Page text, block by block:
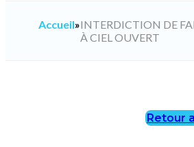
Accueil»INTERDICTION DE
À CIEL OUVERT
Retour